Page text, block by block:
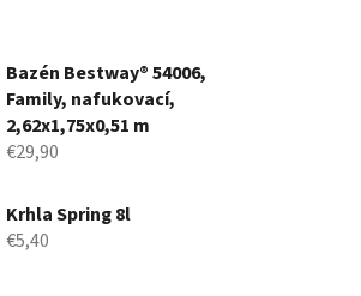
Bazén Bestway® 54006,
Family, nafukovací,
2,62x1,75x0,51 m
€29,90
Krhla Spring 8l
€5,40